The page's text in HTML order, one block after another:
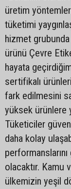
üretim
tüketimi
hizmet
ürünü Çevre
hayata
sertifikalı
fark edilmesini
yüksek ürünlere
Tüketiciler
daha kolay
olacaktır. Kamu
ülkemizin yeşil